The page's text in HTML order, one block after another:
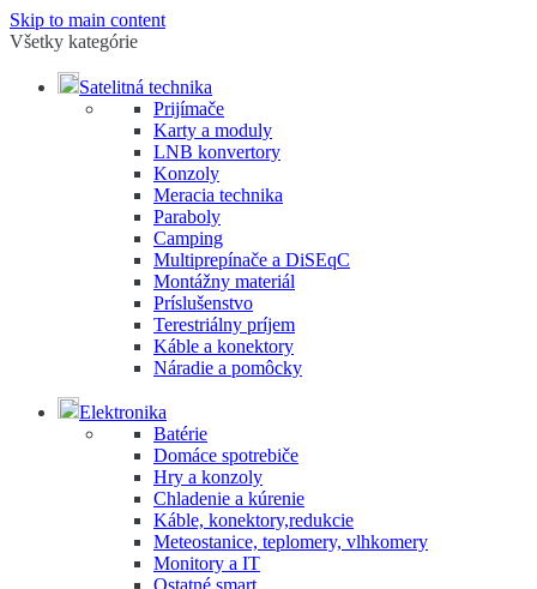
Skip to main content
Všetky kategórie
Satelitná technika
Prijímače
Karty a moduly
LNB konvertory
Konzoly
Meracia technika
Paraboly
Camping
Multiprepínače a DiSEqC
Montážny materiál
Príslušenstvo
Terestriálny príjem
Káble a konektory
Náradie a pomôcky
Elektronika
Batérie
Domáce spotrebiče
Hry a konzoly
Chladenie a kúrenie
Káble, konektory,redukcie
Meteostanice, teplomery, vlhkomery
Monitory a IT
Ostatné smart